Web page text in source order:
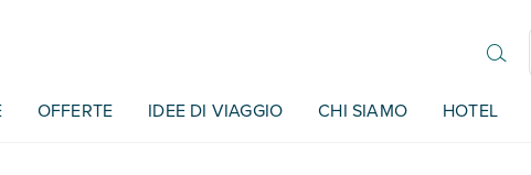
OFFERTE IDEE DI VIAGGIO CHI SIAMO HOTEL